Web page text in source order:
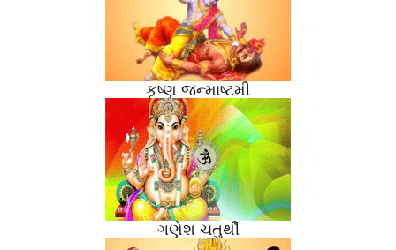
કૃષ્ણ જન્માષ્ટમી
ગણેશ ચતુર્થી